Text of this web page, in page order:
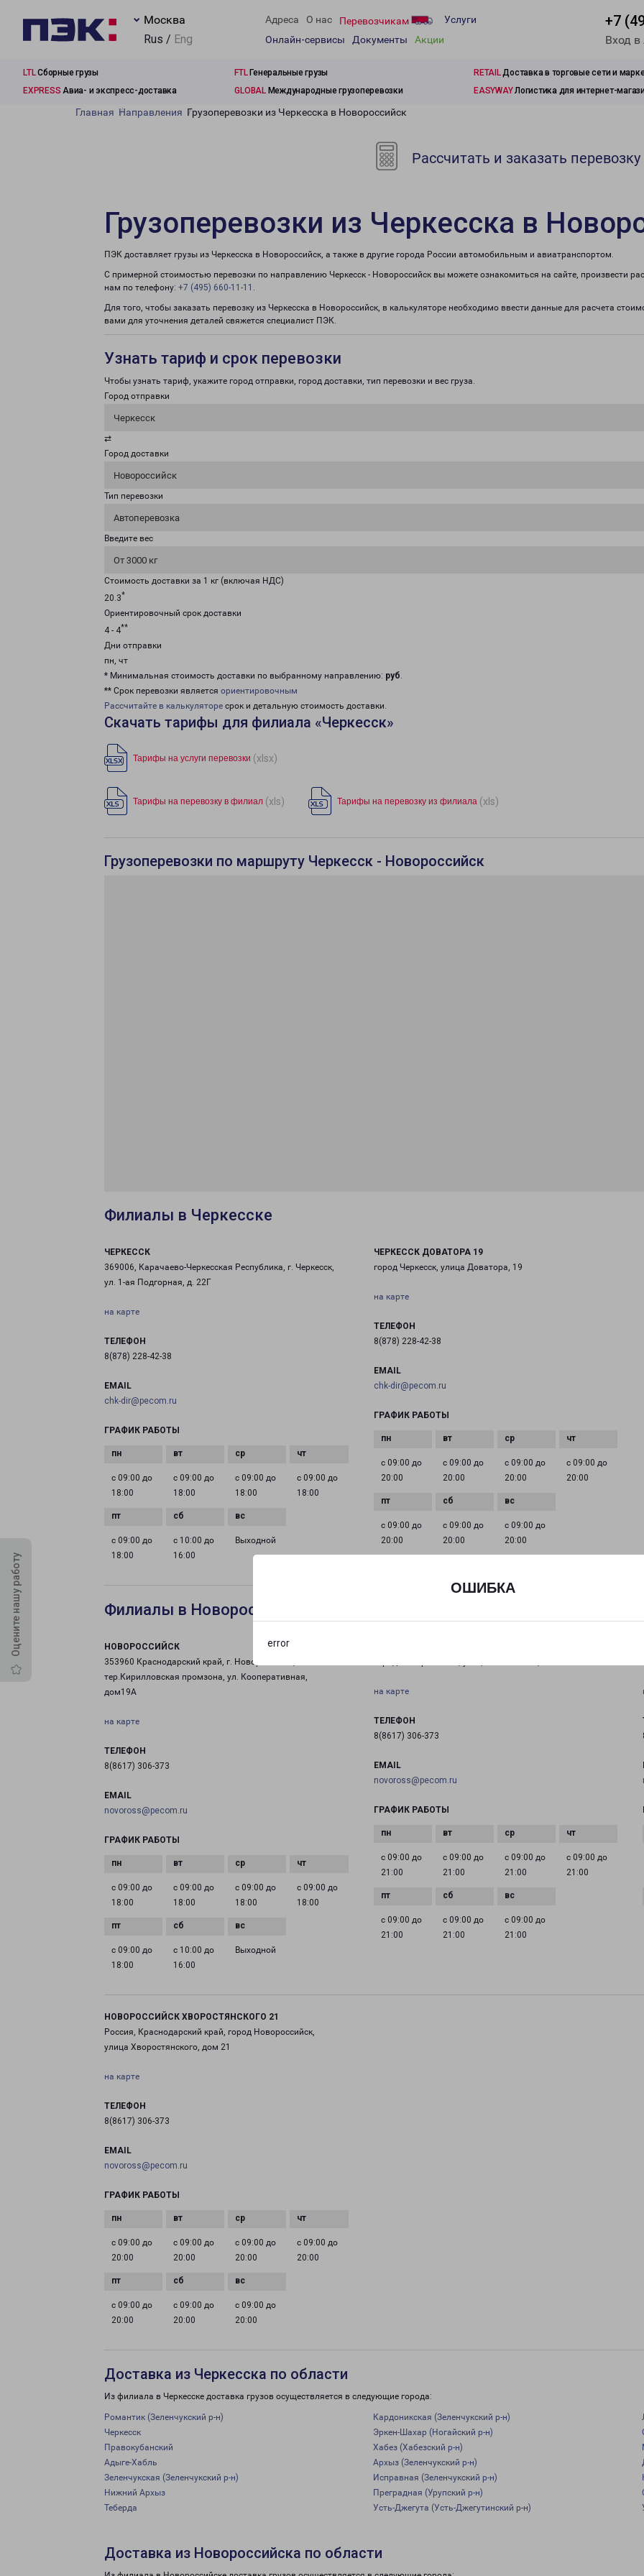
ОШИБКА
error
Москва
Rus / Eng
Адреса О нас Перевозчикам
Услуги
Онлайн-сервисы
Документы Акции
+7
Вход
LTLСборные грузы FTLГенеральные грузы RETAILДоставка в торговые сети и
EXPRESS Авиа- и экспресс-доставка GLOBALМеждународные грузоперевозки EASYWAYЛогистика для интернет-
Оцените нашу работу
Главная Направления Грузоперевозки из Черкесска в Новороссийск
Рассчитать и заказать перевозку
Грузоперевозки из Черкесска в
ПЭК доставляет грузы из Черкесска в Новороссийск, а также в другие города России автомобильным и авиатранспортом.
С примерной стоимостью перевозки по направлению Черкесск - Новороссийск вы можете ознакомиться на сайте, произвести
нам по телефону: +7 (495) 660-11-11 .
Для того, чтобы заказать перевозку из Черкесска в Новороссийск, в калькуляторе необходимо ввести данные для расчета
вами для уточнения деталей свяжется специалист ПЭК.
Узнать тариф и срок перевозки
Чтобы узнать тариф, укажите город отправки, город доставки, тип перевозки и вес груза.
Город отправки
Черкесск
⇄
Город доставки
Новороссийск
Тип перевозки
Автоперевозка
Введите вес
От 3000 кг
Стоимость доставки за 1 кг (включая НДС)
20.3*
Ориентировочный срок доставки
4 - 4**
Дни отправки
пн, чт
* Минимальная стоимость доставки по выбранному направлению: руб.
** Срок перевозки является ориентировочным
Рассчитайте в калькуляторе срок и детальную стоимость доставки.
Скачать тарифы для филиала «Черкесск»
Тарифы на услуги перевозки (xlsx)
Тарифы на перевозку в филиал (xls) Тарифы на перевозку из филиала (xls)
Грузоперевозки по маршруту Черкесск - Новороссийск
Филиалы в Черкесске
ЧЕРКЕССК
369006, Карачаево-Черкесская Республика, г. Черкесск,
ул. 1-ая Подгорная, д. 22Г
на карте
ТЕЛЕФОН
8(878) 228-42-38
EMAIL
chk-dir@pecom.ru
ГРАФИК РАБОТЫ
с 09:00 до
18:00
с 09:00 до
18:00
с 09:00 до
18:00
с 09:00 до
18:00
с 09:00 до
18:00
с 10:00 до
16:00
Выходной
ЧЕРКЕССК ДОВАТОРА 19
город Черкесск, улица Доватора, 19
на карте
ТЕЛЕФОН
8(878) 228-42-38
EMAIL
chk-dir@pecom.ru
ГРАФИК РАБОТЫ
с 09:00 до
20:00
с 09:00 до
20:00
с 09:00 до
20:00
с 09:00 до
20:00
с 09:00 до
20:00
с 09:00 до
20:00
с 09:00 до
20:00
Филиалы в Новороссийске
НОВОРОССИЙСК
353960 Краснодарский край, г. Новороссийск,
тер.Кирилловская промзона, ул. Кооперативная,
дом19А
на карте
ТЕЛЕФОН
8(8617) 306-373
EMAIL
novoross@pecom.ru
ГРАФИК РАБОТЫ
с 09:00 до
18:00
с 09:00 до
18:00
с 09:00 до
18:00
с 09:00 до
18:00
с 09:00 до
18:00
с 10:00 до
16:00
Выходной
на карте
ТЕЛЕФОН
8(8617) 306-373
EMAIL
novoross@pecom.ru
ГРАФИК РАБОТЫ
с 09:00 до
21:00
с 09:00 до
21:00
с 09:00 до
21:00
с 09:00 до
21:00
с 09:00 до
21:00
с 09:00 до
21:00
с 09:00 до
21:00
НОВОРОССИЙСК ХВОРОСТЯНСКОГО 21
Россия, Краснодарский край, город Новороссийск,
улица Хворостянского, дом 21
на карте
ТЕЛЕФОН
8(8617) 306-373
EMAIL
novoross@pecom.ru
ГРАФИК РАБОТЫ
с 09:00 до
20:00
с 09:00 до
20:00
с 09:00 до
20:00
с 09:00 до
20:00
с 09:00 до
20:00
с 09:00 до
20:00
с 09:00 до
20:00
Доставка из Черкесска по области
Из филиала в Черкесске доставка грузов осуществляется в следующие города:
Романтик (Зеленчукский р-н) Кардоникская (Зеленчукский р-н)
Черкесск
Эркен-Шахар (Ногайский р-н)
Правокубанский
Хабез (Хабезский р-н)
Адыге-Хабль
Архыз (Зеленчукский р-н)
Зеленчукская (Зеленчукский р-н)
Исправная (Зеленчукский р-н)
Нижний Архыз
Преградная (Урупский р-н)
Теберда
Усть-Джегута (Усть-Джегутинский р-н)
Доставка из Новороссийска по области